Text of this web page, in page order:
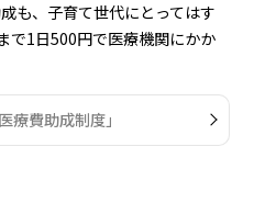
も、子育て世代にとってはす
で1日500円で医療機関にかか
療費助成制度」